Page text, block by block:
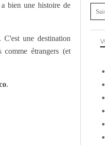
bien une histoire de
une destination
comme étrangers (et
.